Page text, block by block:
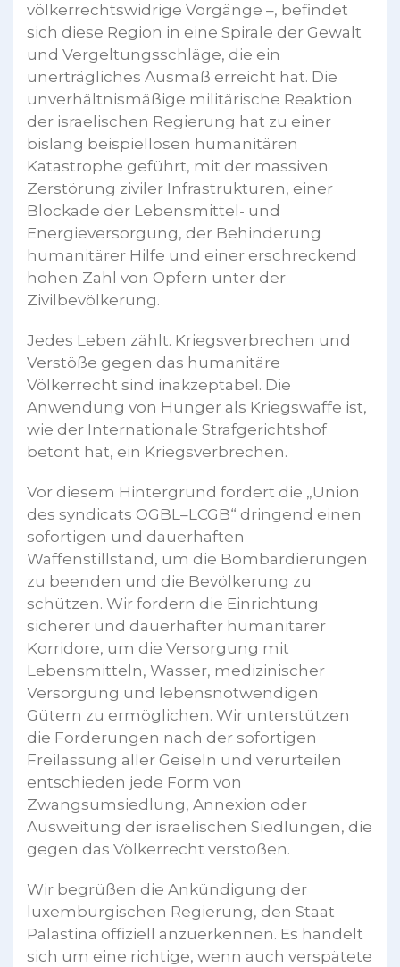
völkerrechtswidrige Vorgänge –, befindet
sich diese Region in eine Spirale der Gewalt
und Vergeltungsschläge, die ein
unerträgliches Ausmaß erreicht hat. Die
unverhältnismäßige militärische Reaktion
der israelischen Regierung hat zu einer
bislang beispiellosen humanitären
Katastrophe geführt, mit der massiven
Zerstörung ziviler Infrastrukturen, einer
Blockade der Lebensmittel- und
Energieversorgung, der Behinderung
humanitärer Hilfe und einer erschreckend
hohen Zahl von Opfern unter der
Zivilbevölkerung.
Jedes Leben zählt. Kriegsverbrechen und
Verstöße gegen das humanitäre
Völkerrecht sind inakzeptabel. Die
Anwendung von Hunger als Kriegswaffe ist,
wie der Internationale Strafgerichtshof
betont hat, ein Kriegsverbrechen.
Vor diesem Hintergrund fordert die „Union
des syndicats OGBL–LCGB“ dringend einen
sofortigen und dauerhaften
Waffenstillstand, um die Bombardierungen
zu beenden und die Bevölkerung zu
schützen. Wir fordern die Einrichtung
sicherer und dauerhafter humanitärer
Korridore, um die Versorgung mit
Lebensmitteln, Wasser, medizinischer
Versorgung und lebensnotwendigen
Gütern zu ermöglichen. Wir unterstützen
die Forderungen nach der sofortigen
Freilassung aller Geiseln und verurteilen
entschieden jede Form von
Zwangsumsiedlung, Annexion oder
Ausweitung der israelischen Siedlungen, die
gegen das Völkerrecht verstoßen.
Wir begrüßen die Ankündigung der
luxemburgischen Regierung, den Staat
Palästina offiziell anzuerkennen. Es handelt
sich um eine richtige, wenn auch verspätete